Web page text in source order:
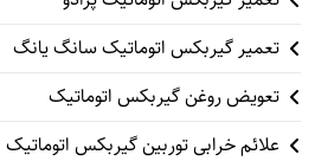
تعمیر گیربکس اتوماتیک سانگ یانگ
تعویض روغن گیربکس اتوماتیک
علائم خرابی توربین گیربکس اتوماتیک